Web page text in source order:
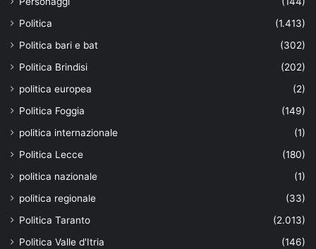
Politica
(1.413)
Politica bari e bat
(302)
Politica Brindisi
(202)
politica europea
(2)
Politica Foggia
(149)
politica internazionale
(1)
Politica Lecce
(180)
politica nazionale
(1)
politica regionale
(33)
Politica Taranto
(2.013)
Politica Valle d'Itria
(146)